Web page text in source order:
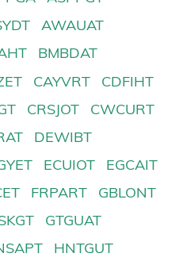
AWAUAT
BMBDAT
CAYVRT
CDFIHT
CRSJOT
CWCURT
DEWIBT
ECUIOT
EGCAIT
FRPART
GBLONT
GTGUAT
HNTGUT